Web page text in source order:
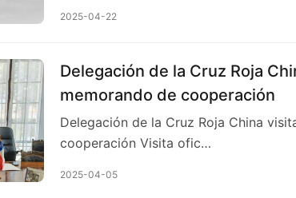
2025-04-22
Delegación de la Cruz Roja
memorando de cooperación
Delegación de la Cruz Roja China
cooperación Visita ofic…
2025-04-05